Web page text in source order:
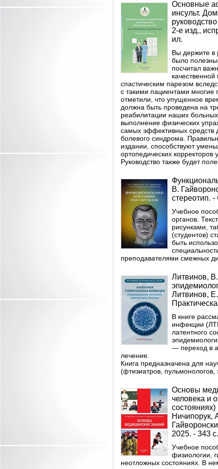
Основные
инсульт.
2-е изд.,
ил.
Вы держите в
было
посчитал
спастическим парезом
с такими пациентами многие
отметили, что упущенное
должна быть проведена на
реабилитации наших больных
выполнение физических
самых эффективных средств
болевого синдрома.
издании, способствуют
ортопедических корректоров
Руководство также будет
В.
стереотип.
Учебное
органов.
рисунками,
(студентов)
быть
преподавателями смежных
Литвинов,
Литвинов,
В книге
инфекции
латентного
— переход в
лечение.
Книга предназначена для
(фтизиатров,
Основы
человека и
Ничипорук,
2025. - 343
Учебное
физиологии,
неотложных состояниях. В